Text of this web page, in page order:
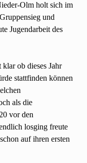
Olm holt sich im
und
Jugendarbeit des
ob dieses Jahr
stattfinden können
als die
vor den
losging freute
auf ihren ersten